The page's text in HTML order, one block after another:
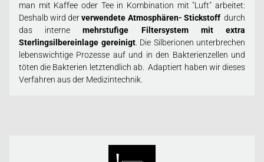
man mit Kaffee oder Tee in Kombination mit "Luft" arbeitet:
Deshalb wird derverwendete Atmosphären- Stickstoffdurch
das internemehrstufige Filtersystem mit extra
Sterlingsilbereinlage gereinigt. Die Silberionen unterbrechen
lebenswichtige Prozesse auf und in den Bakterienzellen und
töten die Bakterien letztendlich ab. Adaptiert haben wir dieses
Verfahren aus der Medizintechnik.